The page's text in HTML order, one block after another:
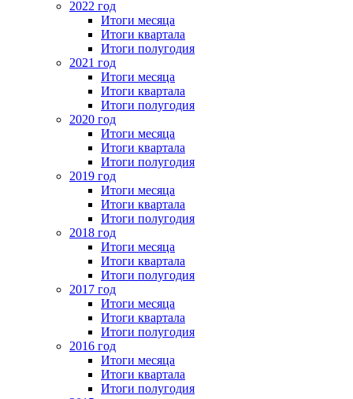
2022 год
Итоги месяца
Итоги квартала
Итоги полугодия
2021 год
Итоги месяца
Итоги квартала
Итоги полугодия
2020 год
Итоги месяца
Итоги квартала
Итоги полугодия
2019 год
Итоги месяца
Итоги квартала
Итоги полугодия
2018 год
Итоги месяца
Итоги квартала
Итоги полугодия
2017 год
Итоги месяца
Итоги квартала
Итоги полугодия
2016 год
Итоги месяца
Итоги квартала
Итоги полугодия